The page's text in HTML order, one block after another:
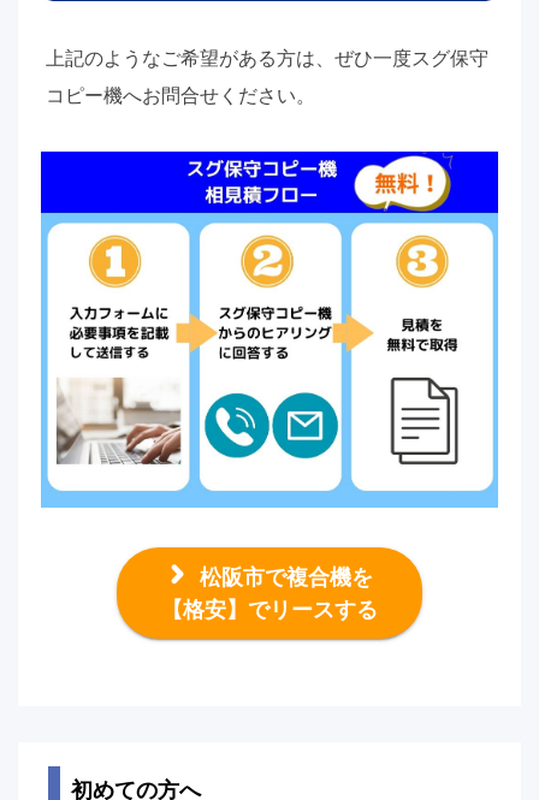
上記のようなご希望がある方は、ぜひ一度スグ保守
コピー機へお問合せください。
松阪市で複合機を
【格安】でリースする
初めての方へ